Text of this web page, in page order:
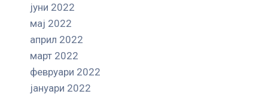
јуни 2022
мај 2022
април 2022
март 2022
февруари 2022
јануари 2022